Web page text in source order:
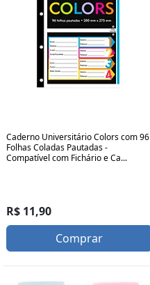
Caderno Universitário Colors com 96
Folhas Coladas Pautadas -
Compatível com Fichário e Ca...
R$ 11,90
Comprar